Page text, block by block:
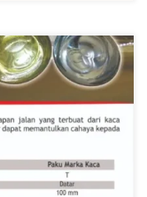
Paku Marka Kaca
Murah
kaca petir
yang berfungsi
cahaya
saat kondisi cuaca